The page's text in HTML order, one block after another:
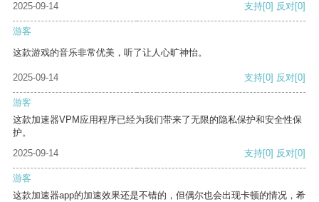
2025-09-14
支持[0] 反对[0]
游客
这款游戏的音乐非常优美，听了让人心旷神怡。
2025-09-14 支持[0] 反对[0]
游客
这款加速器VPM应用程序已经为我们带来了无限的隐私保护和安全性保
护。
2025-09-14
支持[0] 反对[0]
游客
这款加速器app的加速效果还是不错的，但偶尔也会出现卡顿的情况，希